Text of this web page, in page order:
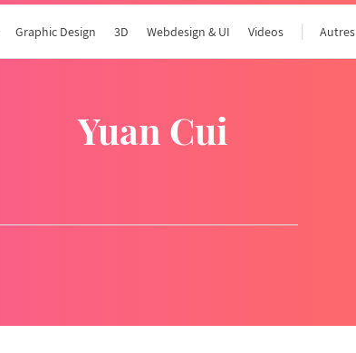
Graphic Design 3D Webdesign & UI Videos Autres
Yuan Cui